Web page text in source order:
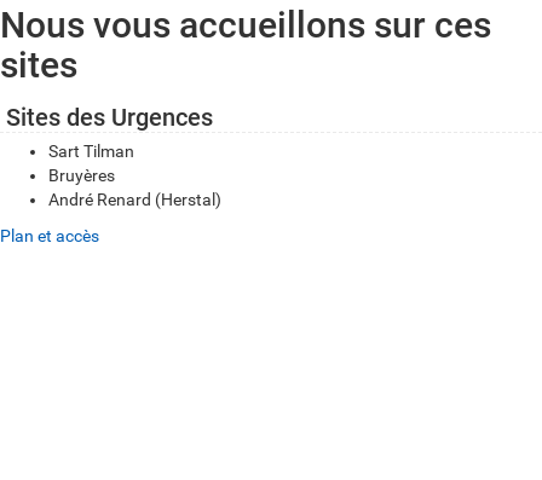
Nous vous accueillons sur ces
sites
Sites des Urgences
Sart Tilman
Bruyères
André Renard (Herstal)
Plan et accès